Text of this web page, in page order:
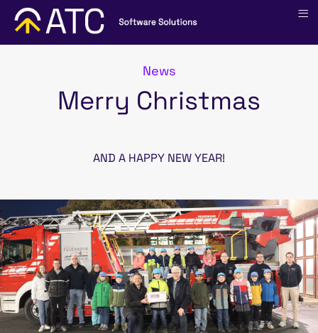
News
Merry Christmas
AND A HAPPY NEW YEAR!
≡